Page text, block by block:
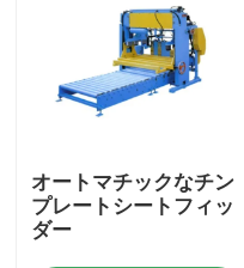
引用を要求しなさい
機械を作る自動缶
プルトップ機械を作る
オートマチックなチン
プレートシートフィッ
ダー